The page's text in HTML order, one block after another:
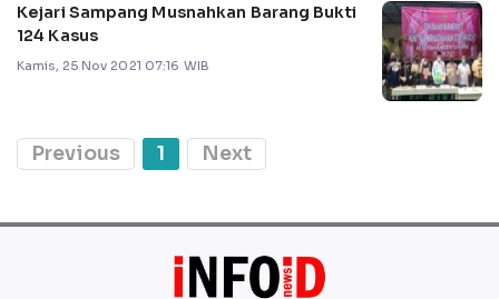
Kejari Sampang Musnahkan Barang Bukti
124 Kasus
Kamis, 25 Nov 2021 07:16 WIB
Previous 1 Next